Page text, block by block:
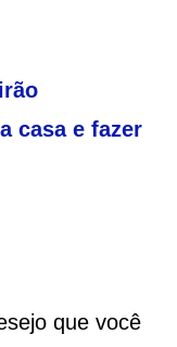
casa e fazer
que você